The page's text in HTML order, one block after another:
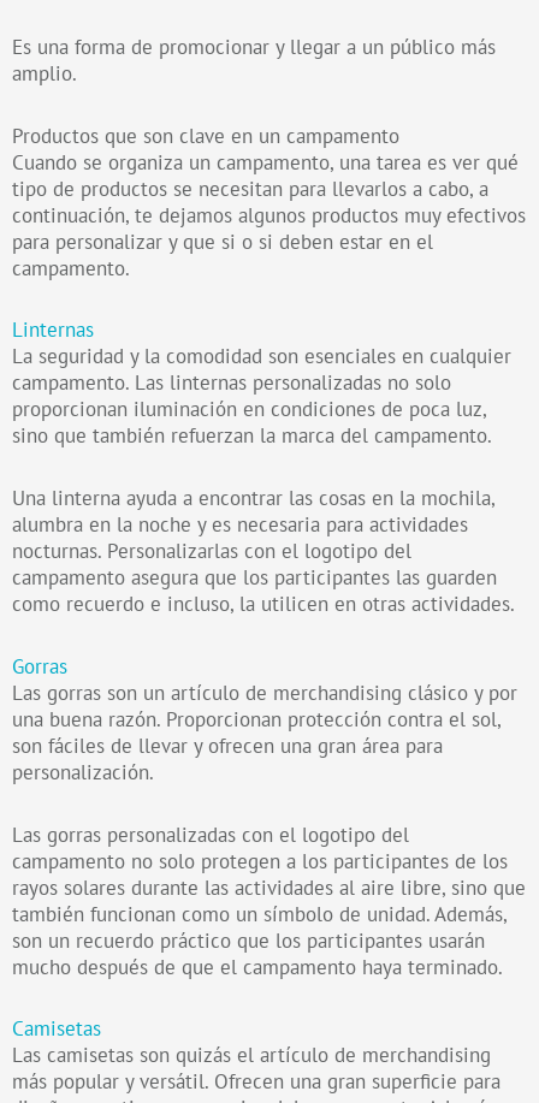
Es una forma de promocionar y llegar a un público más
amplio.
Productos que son clave en un campamento
Cuando se organiza un campamento, una tarea es ver qué
tipo de productos se necesitan para llevarlos a cabo, a
continuación, te dejamos algunos productos muy efectivos
para personalizar y que si o si deben estar en el
campamento.
Linternas
La seguridad y la comodidad son esenciales en cualquier
campamento. Las linternas personalizadas no solo
proporcionan iluminación en condiciones de poca luz,
sino que también refuerzan la marca del campamento.
Una linterna ayuda a encontrar las cosas en la mochila,
alumbra en la noche y es necesaria para actividades
nocturnas. Personalizarlas con el logotipo del
campamento asegura que los participantes las guarden
como recuerdo e incluso, la utilicen en otras actividades.
Gorras
Las gorras son un artículo de merchandising clásico y por
una buena razón. Proporcionan protección contra el sol,
son fáciles de llevar y ofrecen una gran área para
personalización.
Las gorras personalizadas con el logotipo del
campamento no solo protegen a los participantes de los
rayos solares durante las actividades al aire libre, sino que
también funcionan como un símbolo de unidad. Además,
son un recuerdo práctico que los participantes usarán
mucho después de que el campamento haya terminado.
Camisetas
Las camisetas son quizás el artículo de merchandising
más popular y versátil. Ofrecen una gran superficie para